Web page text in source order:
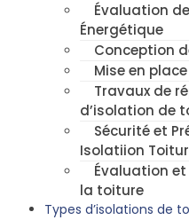
Évaluation
Énergétique
Conception
Mise en
Travaux de
d’isolation de
Sécurité et
Isolatiion
Évaluation
la toiture
Types d’isolations de